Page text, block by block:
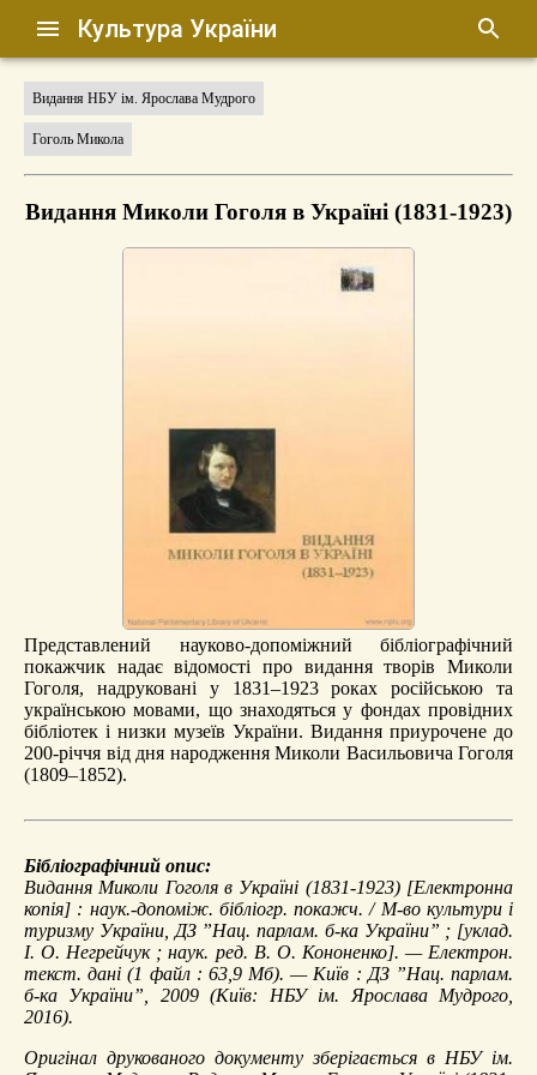
Культура України
Видання НБУ ім. Ярослава Мудрого
Гоголь Микола
Видання Миколи Гоголя в Україні (1831-1923)
Представлений науково-допоміжний бібліографічний
покажчик надає відомості про видання творів Миколи
Гоголя, надруковані у 1831–1923 роках російською та
українською мовами, що знаходяться у фондах провідних
бібліотек і низки музеїв України. Видання приурочене до
200-річчя від дня народження Миколи Васильовича Гоголя
(1809–1852).
Бібліографічний опис:
Видання Миколи Гоголя в Україні (1831-1923)[Електронна
копія] : наук.-допоміж. бібліогр. покажч. / М-во культури і
туризму України, ДЗ ”Нац. парлам. б-ка України” ; [уклад.
І. О. Негрейчук ; наук. ред. В. О. Кононенко]. — Електрон.
текст. дані (1 файл : 63,9 Мб). — Київ : ДЗ ”Нац. парлам.
б-ка України”, 2009 (Київ: НБУ ім. Ярослава Мудрого,
2016).
Оригінал друкованого документу зберігається в НБУ ім.